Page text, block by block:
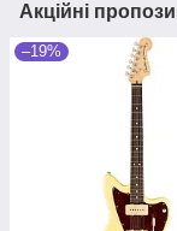
Акційні
–19%